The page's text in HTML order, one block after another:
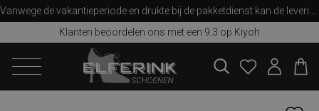
Klanten beoordelen ons met een 9.3 op Kiyoh
zoeken